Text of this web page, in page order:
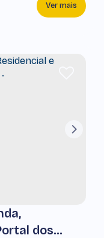
Ver mais
dos